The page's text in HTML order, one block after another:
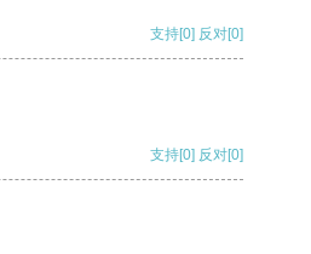
支持[0] 反对[0]
支持[0] 反对[0]